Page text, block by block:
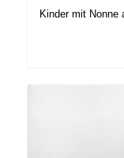
Kinder mit Nonne